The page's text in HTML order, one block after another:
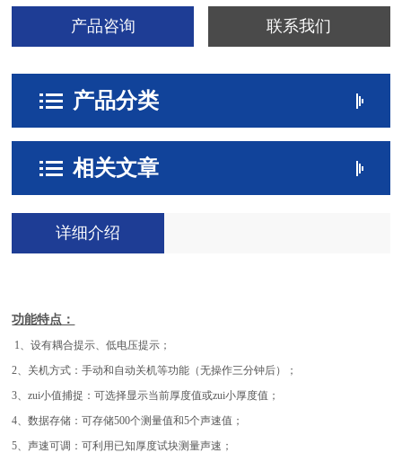
产品咨询 联系我们
产品分类
相关文章
详细介绍
功能特点：
1、设有耦合提示、低电压提示；
2、关机方式：手动和自动关机等功能（无操作三分钟后）；
3、zui小值捕捉：可选择显示当前厚度值或zui小厚度值；
4、数据存储：可存储500个测量值和5个声速值；
5、声速可调：可利用已知厚度试块测量声速；